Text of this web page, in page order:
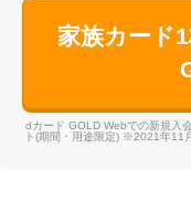
家族カード
dカード GOLD Webでの新規入
ト(期間・用途限定) ※2021年11